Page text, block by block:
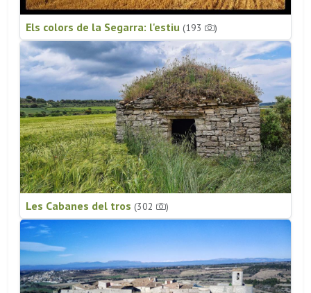
Els colors de la Segarra: l'estiu (193 )
Les Cabanes del tros (302 )